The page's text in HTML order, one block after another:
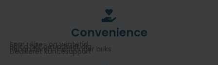
Convenience
Spar rejse- og ventetid
Få tid når det passer dig
Behandleren medbringer briks
Dedikeret kundesupport